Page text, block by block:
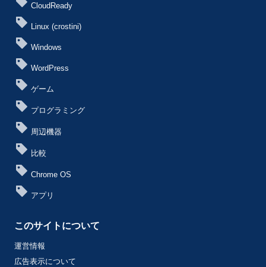
CloudReady
Linux (crostini)
Windows
WordPress
ゲーム
プログラミング
周辺機器
比較
Chrome OS
アプリ
このサイトについて
運営情報
広告表示について